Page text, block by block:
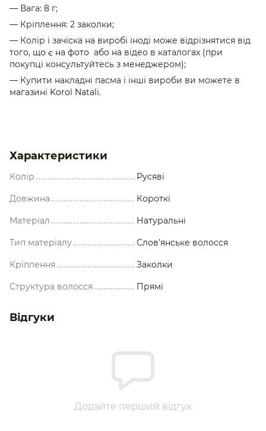
— Вага: 8 г;
— Кріплення: 2 заколки;
— Колір і зачіска на виробі іноді може відрізнятися від
того, що є на фото або на відео в каталогах (при
покупці консультуйтесь з менеджером);
— Купити накладні пасма і інші вироби ви можете в
магазині Korol Natali.
Характеристики
Колір Русяві
Довжина Короткі
Матеріал Натуральні
Тип матеріалу Слов'янське волосся
Кріплення Заколки
Структура волосся Прямі
Відгуки
Додайте перший відгук